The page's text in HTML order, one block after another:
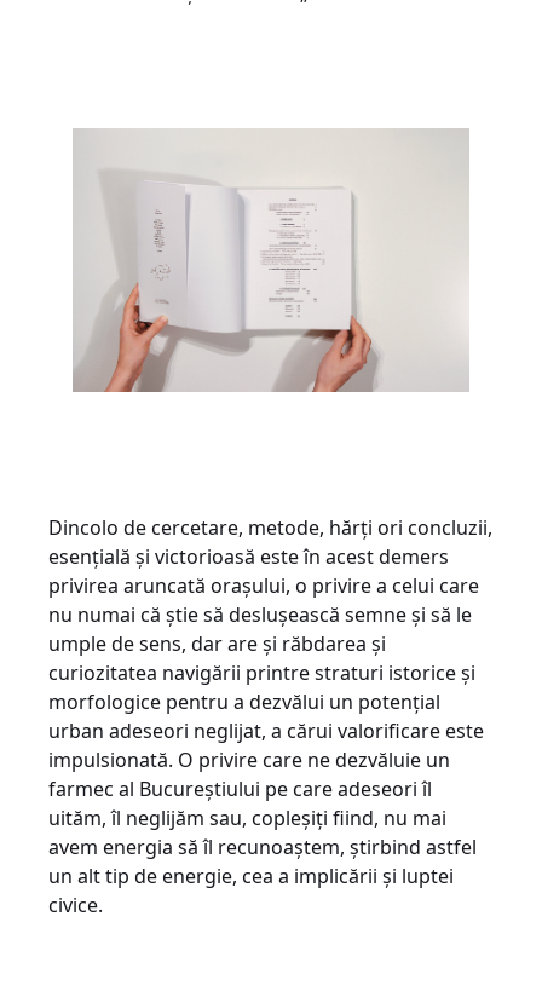
Dincolo de cercetare, metode, hărți ori concluzii,
esențială și victorioasă este în acest demers
privirea aruncată orașului, o privire a celui care
nu numai că știe să deslușească semne și să le
umple de sens, dar are și răbdarea și
curiozitatea navigării printre straturi istorice și
morfologice pentru a dezvălui un potențial
urban adeseori neglijat, a cărui valorificare este
impulsionată. O privire care ne dezvăluie un
farmec al Bucureștiului pe care adeseori îl
uităm, îl neglijăm sau, copleșiți fiind, nu mai
avem energia să îl recunoaștem, știrbind astfel
un alt tip de energie, cea a implicării și luptei
civice.